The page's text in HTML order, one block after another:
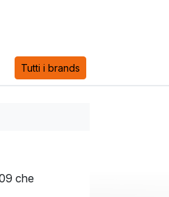
Tutti i brands
che